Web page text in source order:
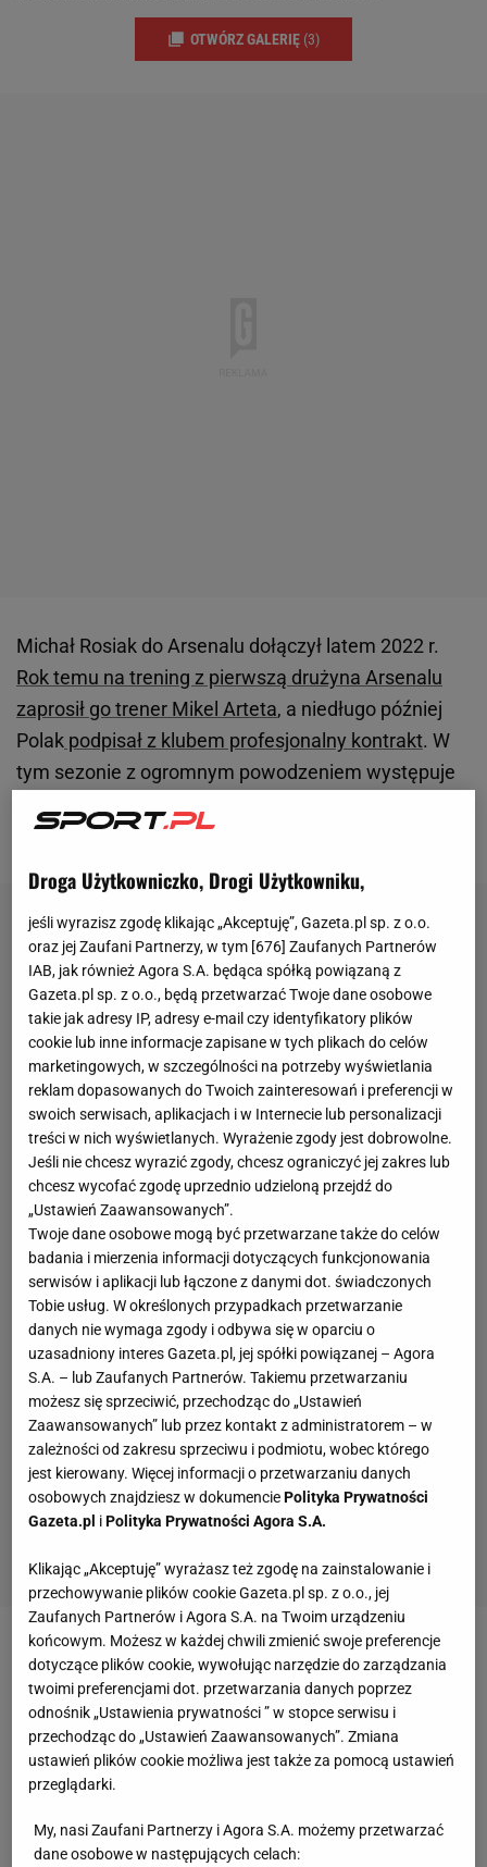
OTWÓRZ GALERIĘ (3)
Michał Rosiak do Arsenalu dołączył latem 2022 r.
Rok temu na trening z pierwszą drużyna Arsenalu
zaprosił go trener Mikel Arteta, a niedługo później
Polak podpisał z klubem profesjonalny kontrakt. W
tym sezonie z ogromnym powodzeniem występuje
spotkań i właśnie zdobył swoją ósmą bramkę.
Zobacz wideo
Nieoczekiwane problemy wyprawy
"Pateca" na Mount Everest! Adam Bielecki
komentuje
Nastolatek z Polski znów zachwycił w Arsenalu.
Specjalista od stałych fragmentów
Droga Użytkowniczko, Drogi Użytkowniku,
jeśli wyrazisz zgodę klikając „Akceptuję”, Gazeta.pl sp. z o.o.
oraz jej Zaufani Partnerzy, w tym [676] Zaufanych Partnerów
IAB, jak również Agora S.A. będąca spółką powiązaną z
Gazeta.pl sp. z o.o., będą przetwarzać Twoje dane osobowe
takie jak adresy IP, adresy e-mail czy identyfikatory plików
cookie lub inne informacje zapisane w tych plikach do celów
marketingowych, w szczególności na potrzeby wyświetlania
reklam dopasowanych do Twoich zainteresowań i preferencji w
swoich serwisach, aplikacjach i w Internecie lub personalizacji
treści w nich wyświetlanych. Wyrażenie zgody jest dobrowolne.
Jeśli nie chcesz wyrazić zgody, chcesz ograniczyć jej zakres lub
chcesz wycofać zgodę uprzednio udzieloną przejdź do
„Ustawień Zaawansowanych”.
Twoje dane osobowe mogą być przetwarzane także do celów
badania i mierzenia informacji dotyczących funkcjonowania
serwisów i aplikacji lub łączone z danymi dot. świadczonych
Tobie usług. W określonych przypadkach przetwarzanie
danych nie wymaga zgody i odbywa się w oparciu o
uzasadniony interes Gazeta.pl, jej spółki powiązanej – Agora
S.A. – lub Zaufanych Partnerów. Takiemu przetwarzaniu
możesz się sprzeciwić, przechodząc do „Ustawień
Zaawansowanych” lub przez kontakt z administratorem – w
zależności od zakresu sprzeciwu i podmiotu, wobec którego
jest kierowany. Więcej informacji o przetwarzaniu danych
osobowych znajdziesz w dokumenciePolityka Prywatności
Gazeta.pl iPolityka Prywatności Agora S.A.
Klikając „Akceptuję” wyrażasz też zgodę na zainstalowanie i
przechowywanie plików cookie Gazeta.pl sp. z o.o., jej
Zaufanych Partnerów i Agora S.A. na Twoim urządzeniu
końcowym. Możesz w każdej chwili zmienić swoje preferencje
dotyczące plików cookie, wywołując narzędzie do zarządzania
twoimi preferencjami dot. przetwarzania danych poprzez
odnośnik „Ustawienia prywatności ” w stopce serwisu i
przechodząc do „Ustawień Zaawansowanych”. Zmiana
ustawień plików cookie możliwa jest także za pomocą ustawień
przeglądarki.
My, nasi Zaufani Partnerzy i Agora S.A. możemy przetwarzać
dane osobowe w następujących celach: